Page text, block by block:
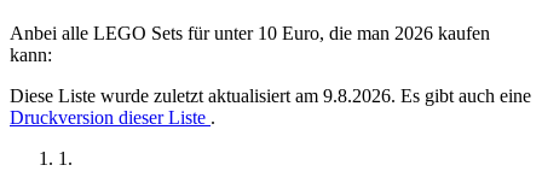
Anbei alle LEGO Sets für unter 10 Euro, die man 2026 kaufen
kann:
Diese Liste wurde zuletzt aktualisiert am 9.8.2026. Es gibt auch eine
Druckversion dieser Liste .